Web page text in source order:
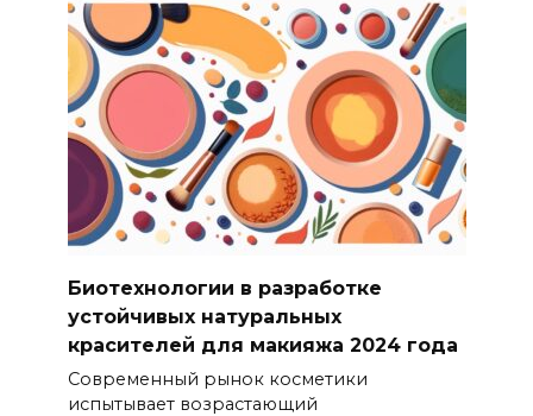
Биотехнологии в разработке
устойчивых натуральных
красителей для макияжа 2024 года
Современный рынок косметики
испытывает возрастающий